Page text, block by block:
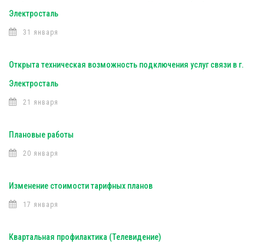
Электросталь
31 января
Открыта техническая возможность подключения услуг связи в г.
Электросталь
21 января
Плановые работы
20 января
Изменение стоимости тарифных планов
17 января
Квартальная профилактика (Телевидение)